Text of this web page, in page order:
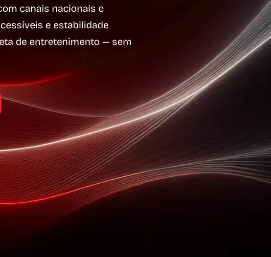
canais nacionais e
e estabilidade
de entretenimento — sem